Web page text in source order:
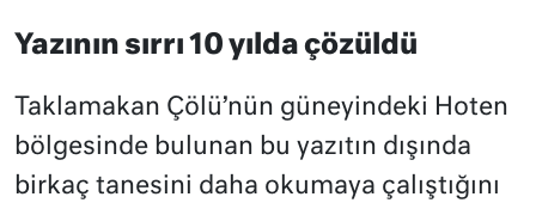
Yazının sırrı 10 yılda çözüldü
Taklamakan Çölü’nün güneyindeki Hoten
bölgesinde bulunan bu yazıtın dışında
birkaç tanesini daha okumaya çalıştığını